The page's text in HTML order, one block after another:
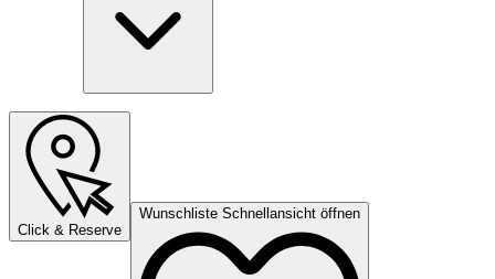
Click & Reserve
Wunschliste Schnellansicht öffnen